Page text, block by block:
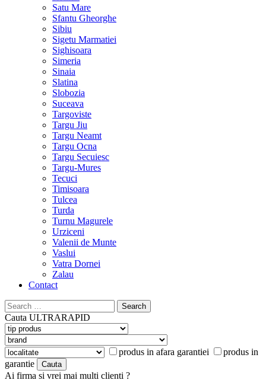
Satu Mare
Sfantu Gheorghe
Sibiu
Sigetu Marmatiei
Sighisoara
Simeria
Sinaia
Slatina
Slobozia
Suceava
Targoviste
Targu Jiu
Targu Neamt
Targu Ocna
Targu Secuiesc
Targu-Mures
Tecuci
Timisoara
Tulcea
Turda
Turnu Magurele
Urziceni
Valenii de Munte
Vaslui
Vatra Dornei
Zalau
Contact
Search
for:
Cauta ULTRARAPID
produs in afara garantiei
produs in
garantie
Ai firma si vrei mai multi clienti ?